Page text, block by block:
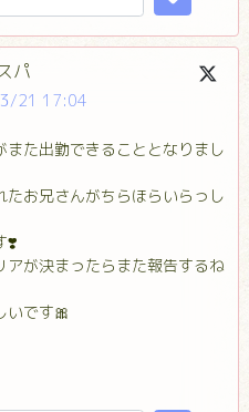
パ
21 17:04
また出勤できることとなりまし
たお兄さんがちらほらいらっし
❣️
アが決まったらまた報告するね
いです🎀